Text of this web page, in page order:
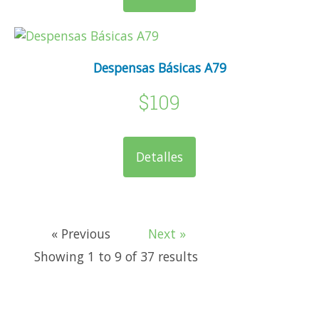
Despensas Básicas A79
$109
Detalles
« Previous
Next »
Showing 1 to 9 of 37 results